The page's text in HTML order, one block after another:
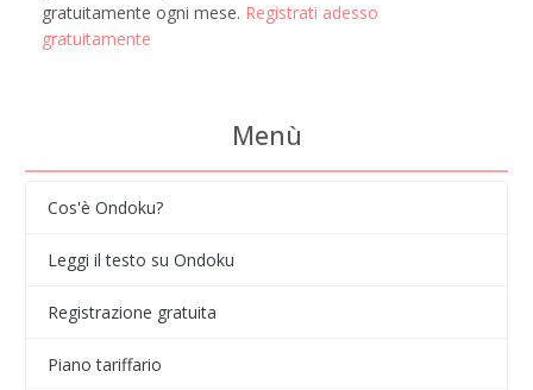
gratuitamente ogni mese. Registrati adesso
gratuitamente
Menù
Cos'è Ondoku?
Leggi il testo su Ondoku
Registrazione gratuita
Piano tariffario